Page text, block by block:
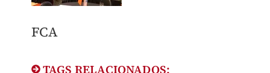
FCA
TAGS RELACIONADOS: